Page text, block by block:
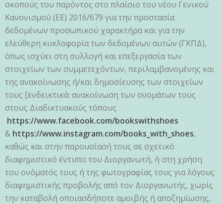
σκοπούς του παρόντος στο πλαίσιο του νέου Γενικού
Κανονισμού (ΕΕ) 2016/679 για την προστασία
δεδομένων προσωπικού χαρακτήρα και για την
ελεύθερη κυκλοφορία των δεδομένων αυτών (ΓΚΠΔ),
όπως ισχύει στη συλλογή και επεξεργασία των
στοιχείων των συμμετεχόντων, περιλαμβανομένης και
της ανακοίνωσης ή/και δημοσίευσης των στοιχείων
τους [ενδεικτικά: ανακοίνωση των ονομάτων τους
στους Διαδικτυακούς τόπους
https://www.facebook.com/bookswithshoes
& https://www.instagram.com/books_with_shoes,
καθώς και στην παρουσίασή τους σε σχετικό
διαφημιστικό έντυπο του Διοργανωτή, ή στη χρήση
του ονόματός τους ή της φωτογραφίας τους για λόγους
διαφημιστικής προβολής από τον Διοργανωτής, χωρίς
την καταβολή οποιασδήποτε αμοιβής ή αποζημίωσης,